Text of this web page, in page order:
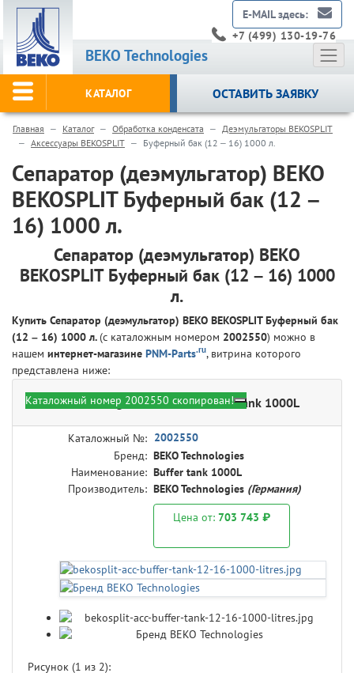
BEKO Technologies
E-MAIL здесь:
+7 (499) 130-19-76
КАТАЛОГ ОСТАВИТЬ ЗАЯВКУ
Главная Каталог Обработка конденсата
Деэмульгаторы BEKOSPLIT
Аксессуары BEKOSPLIT
Буферный бак (12 – 16) 1000 л.
Сепаратор (деэмульгатор) BEKO
BEKOSPLIT Буферный бак (12 –
16) 1000 л.
Сепаратор (деэмульгатор) BEKO
BEKOSPLIT Буферный бак (12 – 16) 1000
л.
Купить Сепаратор (деэмульгатор) BEKO BEKOSPLIT Буферный бак
(12 – 16) 1000 л.(с каталожным номером 2002550) можно в
нашем интернет-магазине PNM-Parts.ru, витрина которого
представлена ниже:
BEKO Technologies 2002550 - Buffer tank 1000L
Каталожный №: 2002550
Бренд: BEKO Technologies
Наименование: Buffer tank 1000L
Производитель: BEKO Technologies (Германия)
Цена от: 703 743 ₽
Рисунок (1 из 2):
Каталожный номер 2002550 скопирован!